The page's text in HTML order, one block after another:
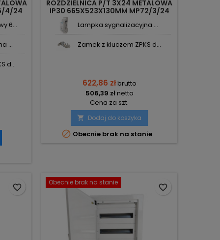
4/24
6...
...
d...
ROZDZIELNICA P/T 3X24 METALOWA
IP30 665X523X130MM MP72/3/24
Lampka sygnalizacyjna ...
Zamek z kluczem ZPKS d...
622,86 złbrutto
506,39 złnetto
Cena za szt.
 Dodaj do koszyka
 Obecnie brak na stanie
favorite_border
Obecnie brak na stanie
favorite_border